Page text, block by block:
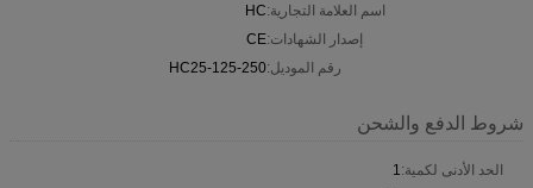
اسم العلامة التجارية:HC
إصدار الشهادات:CE
رقم الموديل:HC25-125-250
شروط الدفع والشحن
الحد الأدنى لكمية:1